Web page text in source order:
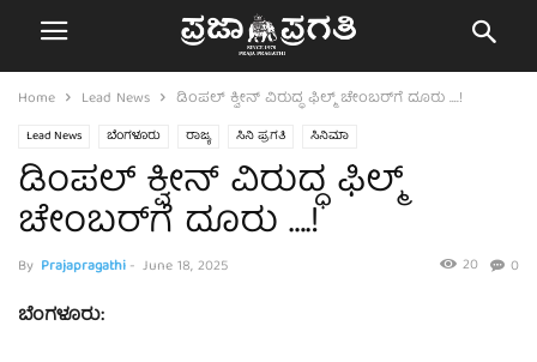
Home Lead News ಡಿಂಪಲ್‌ ಕ್ವೀನ್ ವಿರುದ್ಧ ಫಿಲ್ಮ್ ಚೇಂಬರ್‌ಗೆ ದೂರು‌ ….!
Lead News ಬೆಂಗಳೂರು ರಾಜ್ಯ ಸಿನಿ ಪ್ರಗತಿ ಸಿನಿಮಾ
ಡಿಂಪಲ್‌ ಕ್ವೀನ್ ವಿರುದ್ಧ ಫಿಲ್ಮ್
ಚೇಂಬರ್‌ಗೆ ದೂರು‌ ….!
By Prajapragathi- June 18, 2025 0
20
ಬೆಂಗಳೂರು: